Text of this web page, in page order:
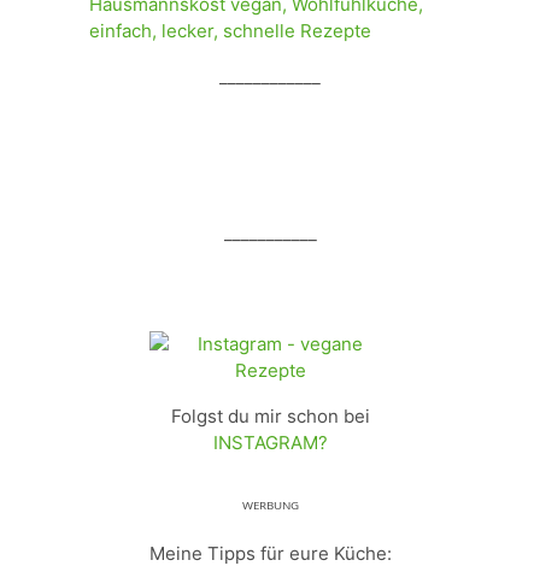
Folgst du mir schon bei
INSTAGRAM?
ᵂᴱᴿᴮᵁᴺᴳ
Meine Tipps für eure Küche: